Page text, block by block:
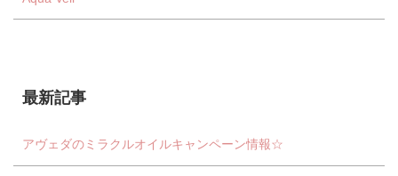
最新記事
アヴェダのミラクルオイルキャンペーン情報☆